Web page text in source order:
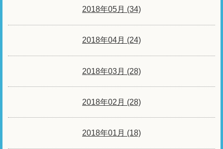
2018年05月 (34)
2018年04月 (24)
2018年03月 (28)
2018年02月 (28)
2018年01月 (18)